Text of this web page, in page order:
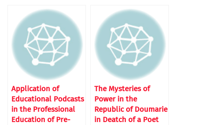
Application of
Educational Podcasts
in the Professional
Education of Pre-
The Mysteries of
Power in the
Republic of Doumarie
in Deatch of a Poet